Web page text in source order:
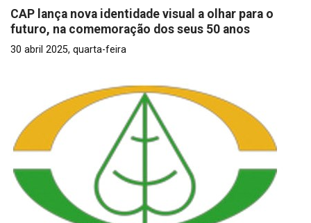
CAP lança nova identidade visual a olhar para o
futuro, na comemoração dos seus 50 anos
30 abril 2025, quarta-feira